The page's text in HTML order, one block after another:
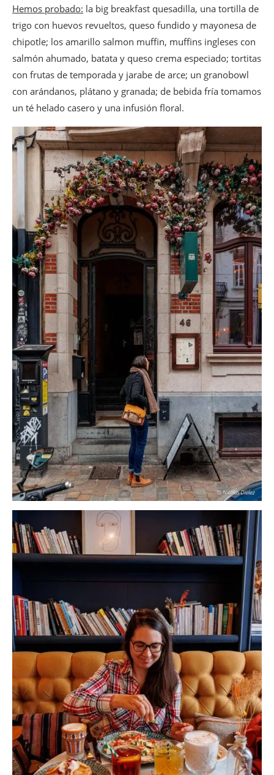
Hemos probado: la big breakfast quesadilla, una tortilla de
trigo con huevos revueltos, queso fundido y mayonesa de
chipotle; los amarillo salmon muffin, muffins ingleses con
salmón ahumado, batata y queso crema especiado; tortitas
con frutas de temporada y jarabe de arce; un granobowl
con arándanos, plátano y granada; de bebida fría tomamos
un té helado casero y una infusión floral.